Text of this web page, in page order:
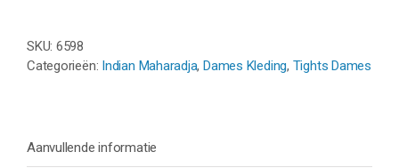
BLACK
aantal
SKU: 6598
Categorieën: Indian Maharadja,Dames Kleding, Tights Dames
Aanvullende informatie